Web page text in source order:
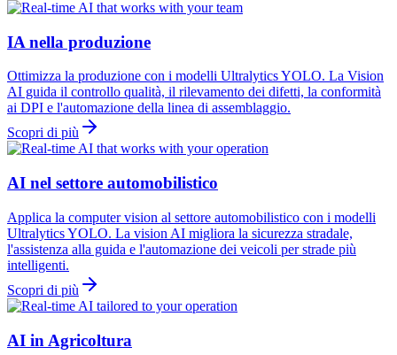
IA nella produzione
Ottimizza la produzione con i modelli Ultralytics YOLO. La Vision
AI guida il controllo qualità, il rilevamento dei difetti, la conformità
ai DPI e l'automazione della linea di assemblaggio.
Scopri di più
AI nel settore automobilistico
Applica la computer vision al settore automobilistico con i modelli
Ultralytics YOLO. La vision AI migliora la sicurezza stradale,
l'assistenza alla guida e l'automazione dei veicoli per strade più
intelligenti.
Scopri di più
AI in Agricoltura